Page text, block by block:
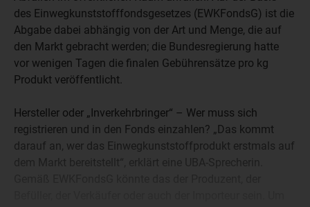
des Einwegkunststofffondsgesetzes (EWKFondsG) ist die
Abgabe dabei abhängig von der Art und Menge, die auf
den Markt gebracht werden; die Bundesregierung hatte
vor wenigen Tagen die finalen Gebührensätze pro kg
Produkt veröffentlicht.
Hersteller oder „Inverkehrbringer“ – Wer muss sich
registrieren und in den Fonds einzahlen? „Das kommt
darauf an, wer das Einwegkunststoffprodukt erstmals auf
dem Markt bereitstellt“, erklärt eine UBA-Sprecherin.